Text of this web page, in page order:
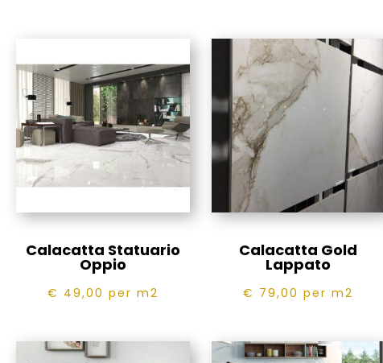
Calacatta Statuario
Oppio
€ 49,00 per m2
Calacatta Gold
Lappato
€ 79,00 per m2